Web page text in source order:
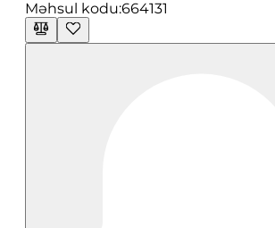
Məhsul kodu:664131